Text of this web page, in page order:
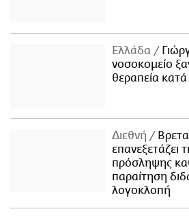
Ελλάδα
νοσοκομείο
θεραπεία
Διεθνή
επανεξετάζει
πρόσληψης
παραίτηση
λογοκλοπή